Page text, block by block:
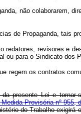
não colaborarem,
de Propaganda,
revisores e
ou para o Sindicato dos
regem os contratos
presente Lei e
Provisória nº 955,
do Trabalho